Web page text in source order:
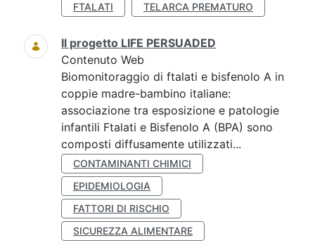
FTALATI
TELARCA PREMATURO
Il progetto LIFE PERSUADED
Contenuto Web
Biomonitoraggio di ftalati e bisfenolo A in
coppie madre-bambino italiane:
associazione tra esposizione e patologie
infantili Ftalati e Bisfenolo A (BPA) sono
composti diffusamente utilizzati...
CONTAMINANTI CHIMICI
EPIDEMIOLOGIA
FATTORI DI RISCHIO
SICUREZZA ALIMENTARE